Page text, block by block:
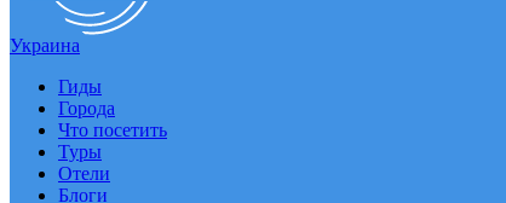
Украина
Гиды
Города
Что посетить
Туры
Отели
Блоги